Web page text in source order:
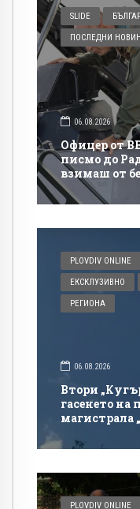
SLIDE
ПОСЛЕДНИ
06.08.2026
Офицер от
писмо до
взимаш от
богатите?
PLOVDIV ONLINE
ЕКСКЛУЗИВНО
РЕГИОНА
06.08.2026
Втори
гасенето на
магистрала
PLOVDIV ONLINE